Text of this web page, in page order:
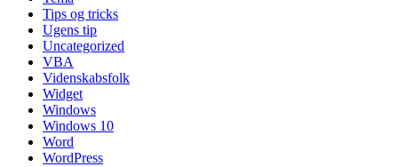
Tips og tricks
Ugens tip
Uncategorized
VBA
Videnskabsfolk
Widget
Windows
Windows 10
Word
WordPress